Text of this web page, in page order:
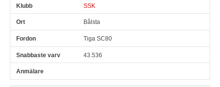
SSK
Bålsta
Tiga SC80
43.536